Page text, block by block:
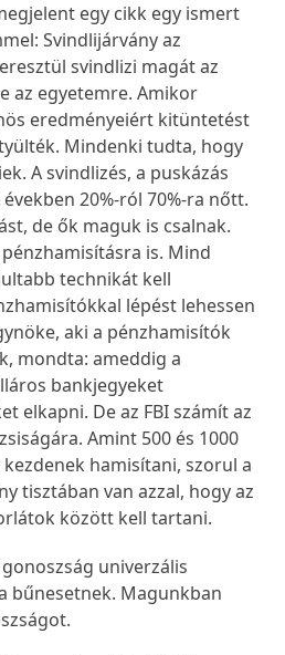
egy cikk egy ismert
Svindlijárvány az
svindlizi magát az
az egyetemre. Amikor
eredményeiért kitüntetést
Mindenki tudta, hogy
A svindlizés, a puskázás
20%-ról 70%-ra nőtt.
de ők maguk is csalnak.
is. Mind
technikát kell
lépést lehessen
aki a pénzhamisítók
mondta: ameddig a
bankjegyeket
elkapni. De az FBI számít az
Amint 500 és 1000
hamisítani, szorul a
tisztában van azzal, hogy az
között kell tartani.
univerzális
bűnesetnek. Magunkban